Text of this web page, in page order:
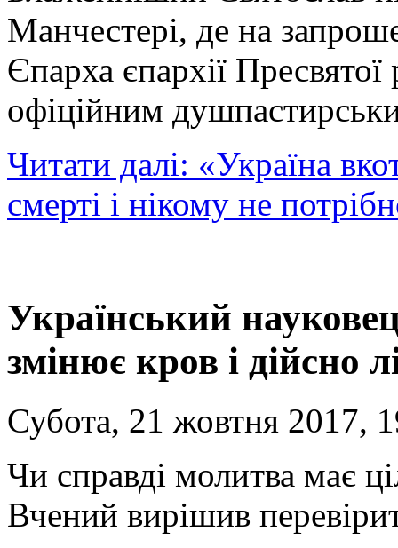
Манчестері, де на
Єпарха єпархії
офіційним
Читати далі: «Україна
смерті і нікому не
Український
змінює кров і дійсно
Субота, 21 жовтня 2017,
Чи справді молитва має
Вчений вирішив